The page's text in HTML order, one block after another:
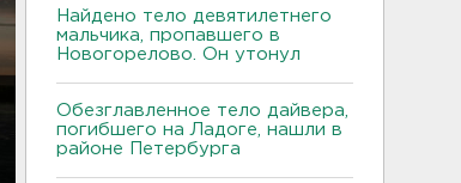
Найдено тело девятилетнего
мальчика, пропавшего в
Новогорелово. Он утонул
Обезглавленное тело дайвера,
погибшего на Ладоге, нашли в
районе Петербурга